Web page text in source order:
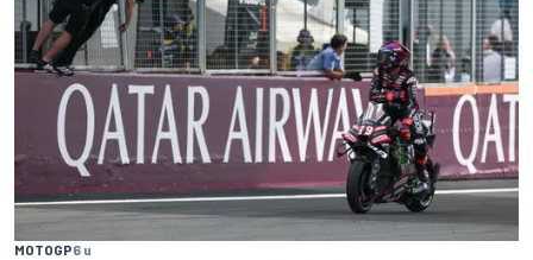
MOTOGP6 u